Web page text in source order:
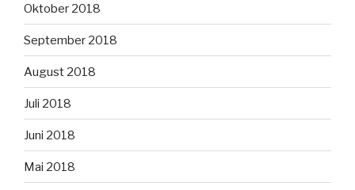
Oktober 2018
September 2018
August 2018
Juli 2018
Juni 2018
Mai 2018